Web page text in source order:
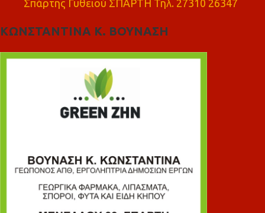
Σπάρτης Γυθειού ΣΠΑΡΤΗ Τηλ. 27310 26347
ΚΩΝΣΤΑΝΤΙΝΑ Κ. ΒΟΥΝΑΣΗ